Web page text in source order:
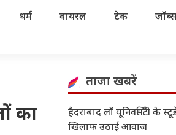
धर्म वायरल टेक जॉब्स
का
ताजा खबरें
हैदराबाद लॉ यूनिवर्सिटी के
खिलाफ उठाई आवाज